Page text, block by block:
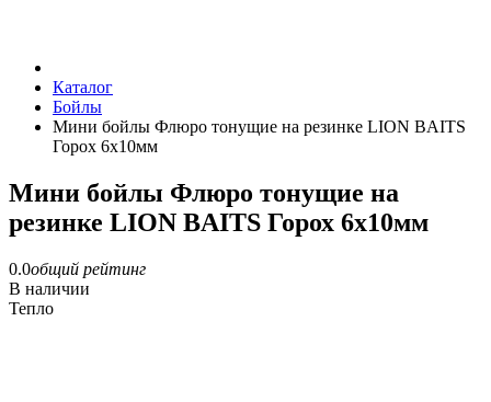
Каталог
Бойлы
Мини бойлы Флюро тонущие на резинке LION BAITS
Горох 6х10мм
Мини бойлы Флюро тонущие на
резинке LION BAITS Горох 6х10мм
0.0общий рейтинг
В наличии
Тепло